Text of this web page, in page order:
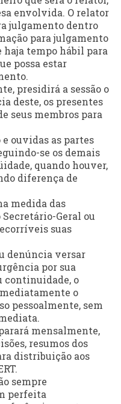
envolvida. O relator
julgamento dentro
para julgamento
haja tempo hábil para
possa estar
presidirá a sessão o
deste, os presentes
seus membros para
ouvidas as partes
se os demais
quando houver,
diferença de
medida das
Geral ou
suas
denúncia versar
por sua
continuidade, o
o
pessoalmente, sem
mensalmente,
resumos dos
distribuição aos
sempre
perfeita